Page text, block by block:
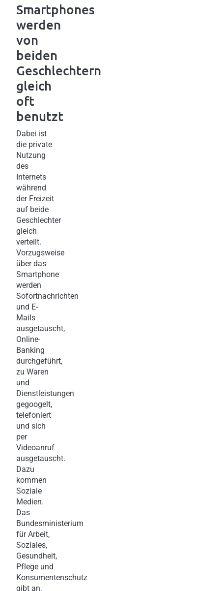
Smartphones
werden
von
beiden
Geschlechtern
gleich
oft
benutzt
Dabei ist
die private
Nutzung
des
Internets
während
der Freizeit
auf beide
Geschlechter
gleich
verteilt.
Vorzugsweise
über das
Smartphone
werden
Sofortnachrichten
und E-
Mails
ausgetauscht,
Online-
Banking
durchgeführt,
zu Waren
und
Dienstleistungen
gegoogelt,
telefoniert
und sich
per
Videoanruf
ausgetauscht.
Dazu
kommen
Soziale
Medien.
Das
Bundesministerium
für Arbeit,
Soziales,
Gesundheit,
Pflege und
Konsumentenschutz
gibt an,